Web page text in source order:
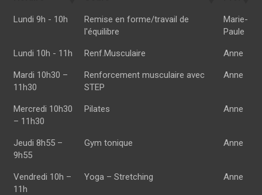
Horaire
Cours Prof
Lundi 9h - 10h
Remise en forme/travail de
l'équilibre
Marie-
Paule
Lundi 10h - 11h Renf.Musculaire Anne
Mardi 10h30 –
11h30
Renforcement musculaire avec
STEP
Anne
Mercredi 10h30
– 11h30
Pilates Anne
Jeudi 8h55 –
9h55
Gym tonique Anne
Vendredi 10h –
11h
Yoga – Stretching Anne